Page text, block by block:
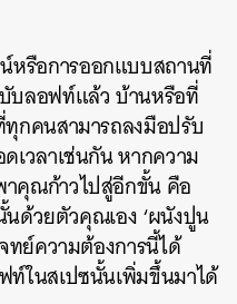
หรือการออกแบบสถานที่
บลอฟท์แล้ว บ้านหรือที่
กคนสามารถลงมือปรับ
เวลาเช่นกัน หากความ
คุณก้าวไปสู่อีกขั้น คือ
ด้วยตัวคุณเอง ‘ผนังปูน
ทย์ความต้องการนี้ได้
ท์ในสเปซนั้นเพิ่มขึ้นมาได้